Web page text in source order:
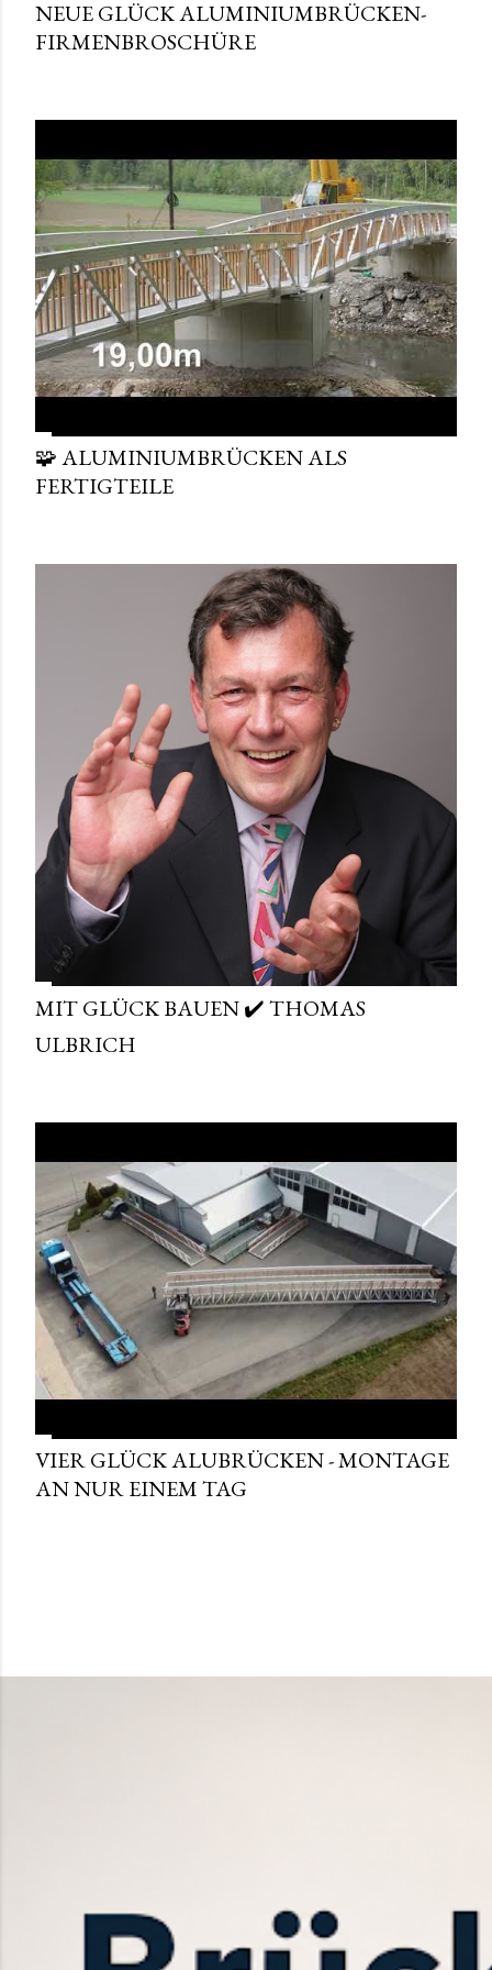
NEUE GLÜCK ALUMINIUMBRÜCKEN-
FIRMENBROSCHÜRE
🧩 ALUMINIUMBRÜCKEN ALS
FERTIGTEILE
MIT GLÜCK BAUEN ✔️ THOMAS
ULBRICH
VIER GLÜCK ALUBRÜCKEN - MONTAGE
AN NUR EINEM TAG